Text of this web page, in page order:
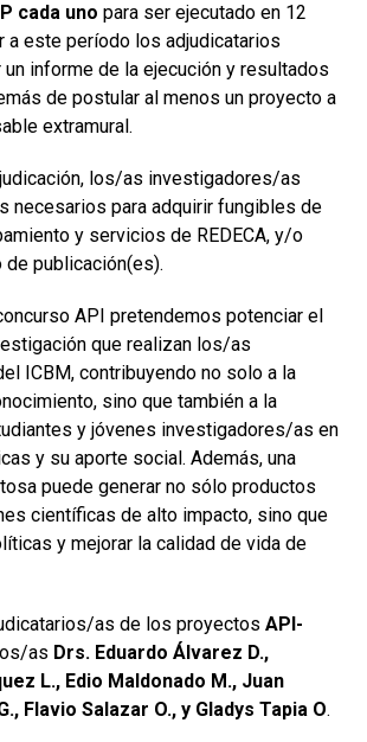
cada uno para ser ejecutado en 12
a este período los adjudicatarios
un informe de la ejecución y resultados
de postular al menos un proyecto a
extramural.
los/as investigadores/as
necesarios para adquirir fungibles de
y servicios de REDECA, y/o
de publicación(es).
API pretendemos potenciar el
que realizan los/as
ICBM, contribuyendo no solo a la
sino que también a la
y jóvenes investigadores/as en
y su aporte social. Además, una
puede generar no sólo productos
científicas de alto impacto, sino que
y mejorar la calidad de vida de
as de los proyectos API-
as Drs. Eduardo Álvarez D.,
L., Edio Maldonado M., Juan
Flavio Salazar O., y Gladys Tapia O.